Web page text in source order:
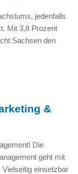
jedenfalls
Mit 3,8 Prozent
Sachsen den
&
Die
geht mit
einsetzbar